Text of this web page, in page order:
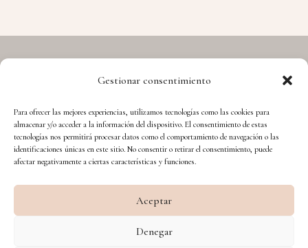
Gestionar consentimiento
Para ofrecer las mejores experiencias, utilizamos tecnologías como las cookies para
almacenar y/o acceder a la información del dispositivo. El consentimiento de estas
tecnologías nos permitirá procesar datos como el comportamiento de navegación o las
identificaciones únicas en este sitio. No consentir o retirar el consentimiento, puede
afectar negativamente a ciertas características y funciones.
Aceptar
Denegar
Financiado por la Unión Europea – NextGenerationEU